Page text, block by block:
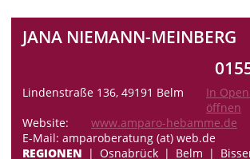
JANA NIEMANN-MEINBERG
Lindenstraße 136, 49191 Belm
In
öffnen
Website:
www.amparo-hebamme.de
E-Mail: amparoberatung (at) web.de
REGIONEN
Osnabrück Belm